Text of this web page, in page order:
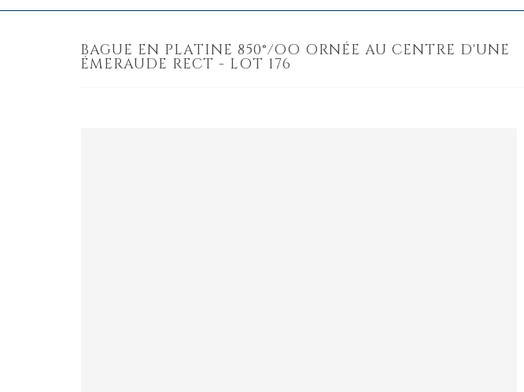
BAGUE EN PLATINE 850°/OO ORNÉE AU CENTRE D'UNE
ÉMERAUDE RECT - LOT 176